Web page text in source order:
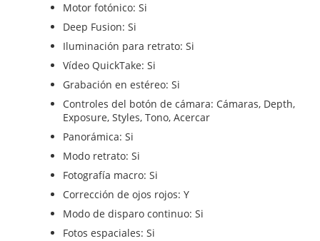
Motor fotónico: Si
Deep Fusion: Si
Iluminación para retrato: Si
Vídeo QuickTake: Si
Grabación en estéreo: Si
Controles del botón de cámara: Cámaras, Depth,
Exposure, Styles, Tono, Acercar
Panorámica: Si
Modo retrato: Si
Fotografía macro: Si
Corrección de ojos rojos: Y
Modo de disparo continuo: Si
Fotos espaciales: Si